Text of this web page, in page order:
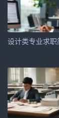
（1）熟练掌
策划能力。
完成任务。
（3）具有较
己。
设计类专业求